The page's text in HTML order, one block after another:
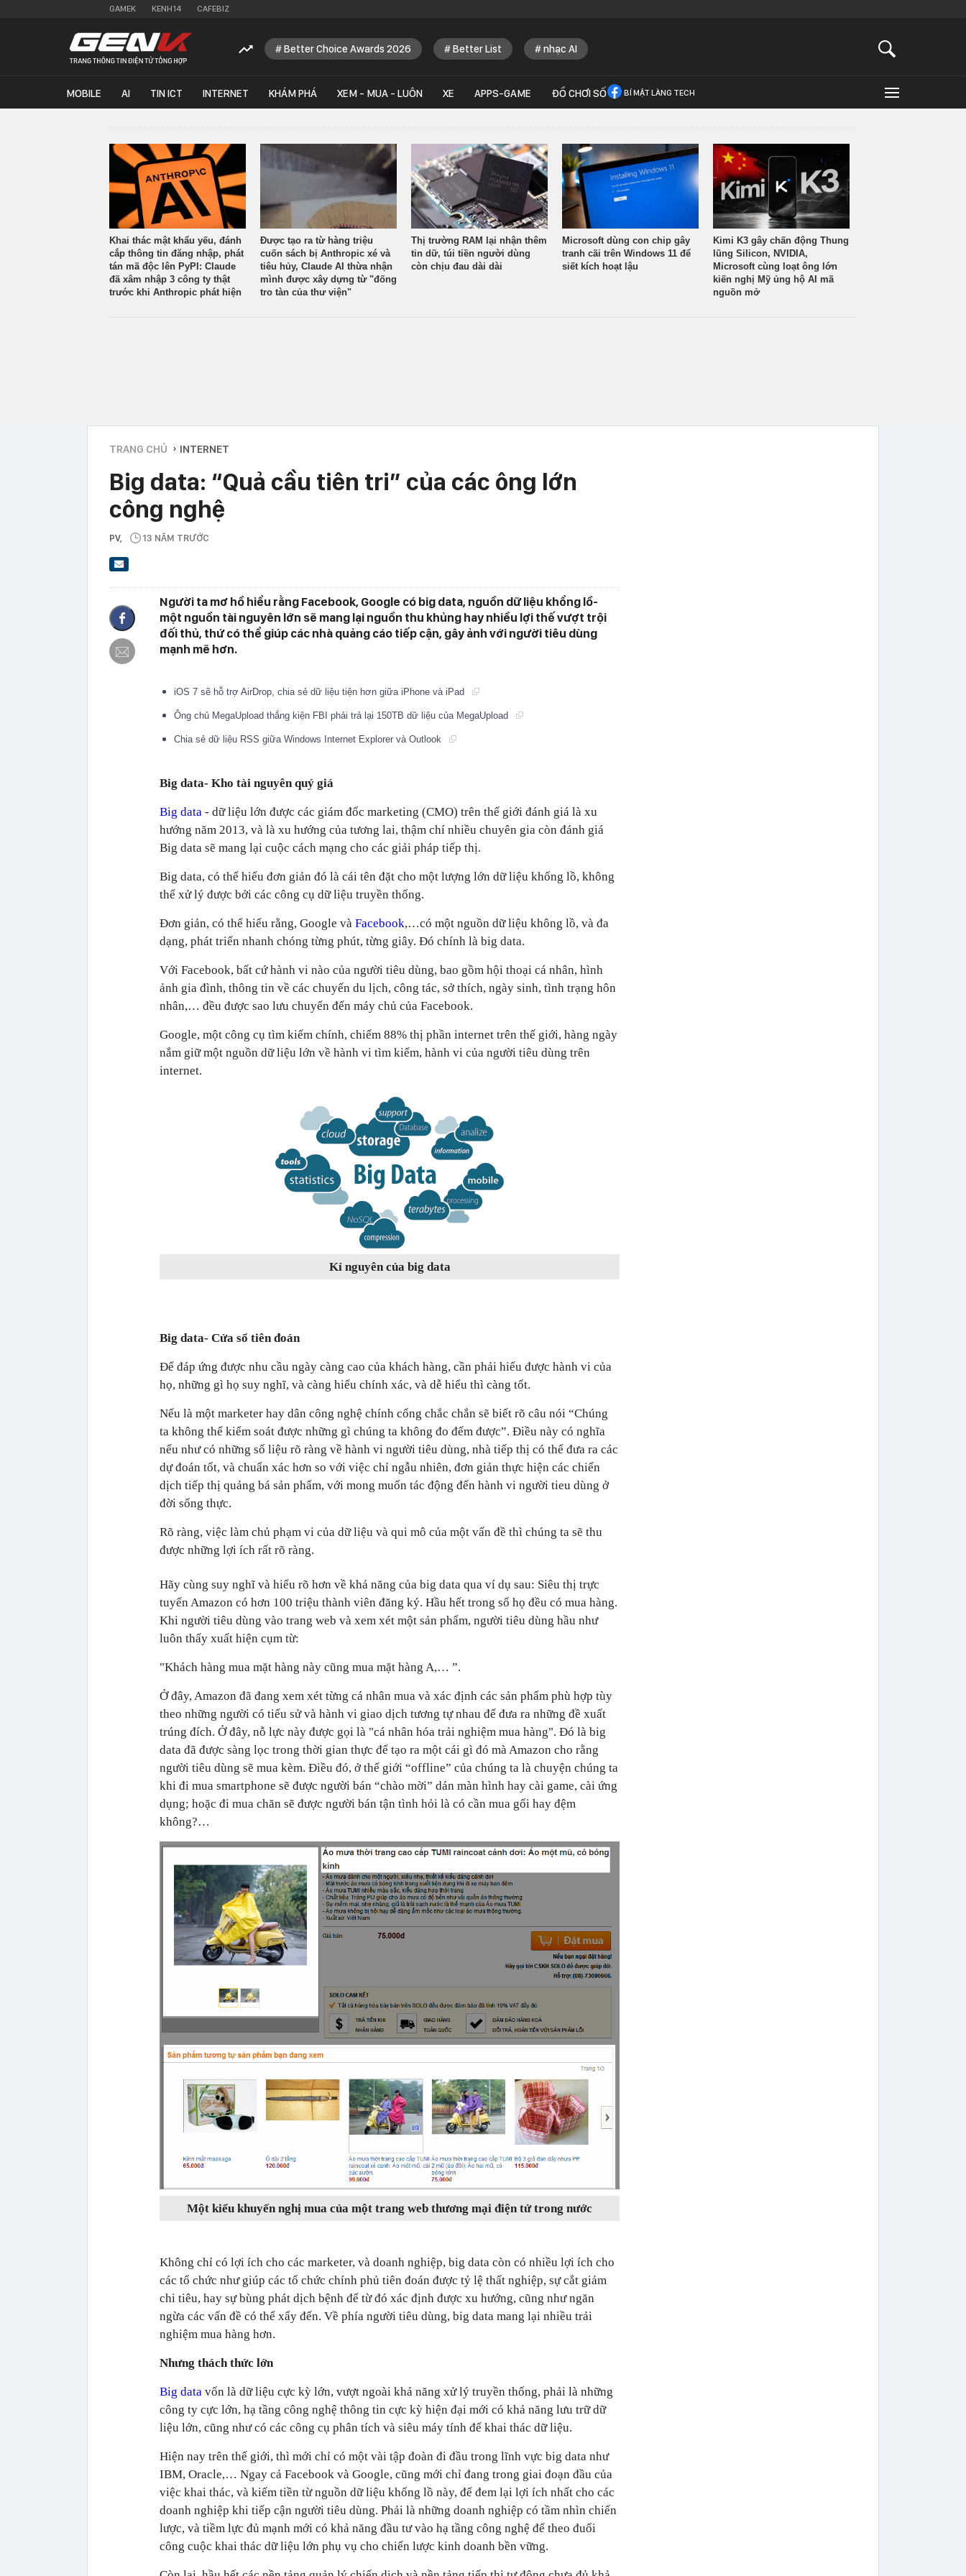
GAMEK KENH14 CAFEBIZ
Better Choice Awards 2026 Better List nhạc AI
MOBILE AI TIN ICT INTERNET KHÁM PHÁ XEM - MUA - LUÔN XE APPS-GAME ĐỒ CHƠI SỐ BÍ MẬT LÀNG TECH
Khai thác mật khẩu yếu, đánh
cắp thông tin đăng nhập, phát
tán mã độc lên PyPI: Claude
đã xâm nhập 3 công ty thật
trước khi Anthropic phát hiện
Được tạo ra từ hàng triệu
cuốn sách bị Anthropic xé và
tiêu hủy, Claude AI thừa nhận
mình được xây dựng từ "đống
tro tàn của thư viện"
Thị trường RAM lại nhận thêm
tin dữ, túi tiền người dùng
còn chịu đau dài dài
Microsoft dùng con chip gây
tranh cãi trên Windows 11 để
siết kích hoạt lậu
Kimi K3 gây chấn động Thung
lũng Silicon, NVIDIA,
Microsoft cùng loạt ông lớn
kiến nghị Mỹ ủng hộ AI mã
nguồn mở
TRANG CHỦ › INTERNET
Big data: “Quả cầu tiên tri” của các ông lớn
công nghệ
PV, 13 NĂM TRƯỚC
Người ta mơ hồ hiểu rằng Facebook, Google có big data, nguồn dữ liệu khổng lồ-
một nguồn tài nguyên lớn sẽ mang lại nguồn thu khủng hay nhiều lợi thế vượt trội
đối thủ, thứ có thể giúp các nhà quảng cáo tiếp cận, gây ảnh với người tiêu dùng
mạnh mẽ hơn.
iOS 7 sẽ hỗ trợ AirDrop, chia sẻ dữ liệu tiện hơn giữa iPhone và iPad
Ông chủ MegaUpload thắng kiện FBI phải trả lại 150TB dữ liệu của MegaUpload
Chia sẻ dữ liệu RSS giữa Windows Internet Explorer và Outlook
Big data- Kho tài nguyên quý giá
Big data - dữ liệu lớn được các giám đốc marketing (CMO) trên thế giới đánh giá là xu
hướng năm 2013, và là xu hướng của tương lai, thậm chí nhiều chuyên gia còn đánh giá
Big data sẽ mang lại cuộc cách mạng cho các giải pháp tiếp thị.
Big data, có thể hiểu đơn giản đó là cái tên đặt cho một lượng lớn dữ liệu khổng lồ, không
thể xử lý được bởi các công cụ dữ liệu truyền thống.
Đơn giản, có thể hiểu rằng, Google và Facebook,…có một nguồn dữ liệu không lồ, và đa
dạng, phát triển nhanh chóng từng phút, từng giây. Đó chính là big data.
Với Facebook, bất cứ hành vi nào của người tiêu dùng, bao gồm hội thoại cá nhân, hình
ảnh gia đình, thông tin về các chuyến du lịch, công tác, sở thích, ngày sinh, tình trạng hôn
nhân,… đều được sao lưu chuyển đến máy chủ của Facebook.
Google, một công cụ tìm kiếm chính, chiếm 88% thị phần internet trên thế giới, hàng ngày
nắm giữ một nguồn dữ liệu lớn về hành vi tìm kiếm, hành vi của người tiêu dùng trên
internet.
Kỉ nguyên của big data
Big data- Cửa sổ tiên đoán
Để đáp ứng được nhu cầu ngày càng cao của khách hàng, cần phải hiểu được hành vi của
họ, những gì họ suy nghĩ, và càng hiểu chính xác, và dễ hiểu thì càng tốt.
Nếu là một marketer hay dân công nghệ chính cống chắc chắn sẽ biết rõ câu nói “Chúng
ta không thể kiểm soát được những gì chúng ta không đo đếm được”. Điều này có nghĩa
nếu như có những số liệu rõ ràng về hành vi người tiêu dùng, nhà tiếp thị có thể đưa ra các
dự đoán tốt, và chuẩn xác hơn so với việc chỉ ngẫu nhiên, đơn giản thực hiện các chiến
dịch tiếp thị quảng bá sản phẩm, với mong muốn tác động đến hành vi người tieu dùng ở
đời sống thực.
Rõ ràng, việc làm chủ phạm vi của dữ liệu và qui mô của một vấn đề thì chúng ta sẽ thu
được những lợi ích rất rõ ràng.
Hãy cùng suy nghĩ và hiểu rõ hơn về khả năng của big data qua ví dụ sau: Siêu thị trực
tuyến Amazon có hơn 100 triệu thành viên đăng ký. Hầu hết trong số họ đều có mua hàng.
Khi người tiêu dùng vào trang web và xem xét một sản phẩm, người tiêu dùng hầu như
luôn thấy xuất hiện cụm từ:
"Khách hàng mua mặt hàng này cũng mua mặt hàng A,… ”.
Ở đây, Amazon đã đang xem xét từng cá nhân mua và xác định các sản phẩm phù hợp tùy
theo những người có tiểu sử và hành vi giao dịch tương tự nhau để đưa ra những đề xuất
trúng đích. Ở đây, nỗ lực này được gọi là "cá nhân hóa trải nghiệm mua hàng". Đó là big
data đã được sàng lọc trong thời gian thực để tạo ra một cái gì đó mà Amazon cho rằng
người tiêu dùng sẽ mua kèm. Điều đó, ở thế giới “offline” của chúng ta là chuyện chúng ta
khi đi mua smartphone sẽ được người bán “chào mời” dán màn hình hay cài game, cài ứng
dụng; hoặc đi mua chăn sẽ được người bán tận tình hỏi là có cần mua gối hay đệm
không?…
Một kiểu khuyến nghị mua của một trang web thương mại điện tử trong nước
Không chỉ có lợi ích cho các marketer, và doanh nghiệp, big data còn có nhiều lợi ích cho
các tổ chức như giúp các tổ chức chính phủ tiên đoán được tỷ lệ thất nghiệp, sự cắt giảm
chi tiêu, hay sự bùng phát dịch bệnh để từ đó xác định được xu hướng, cũng như ngăn
ngừa các vấn đề có thể xẩy đến. Về phía người tiêu dùng, big data mang lại nhiều trải
nghiệm mua hàng hơn.
Nhưng thách thức lớn
Big data vốn là dữ liệu cực kỳ lớn, vượt ngoài khả năng xử lý truyền thống, phải là những
công ty cực lớn, hạ tầng công nghệ thông tin cực kỳ hiện đại mới có khả năng lưu trữ dữ
liệu lớn, cũng như có các công cụ phân tích và siêu máy tính để khai thác dữ liệu.
Hiện nay trên thế giới, thì mới chỉ có một vài tập đoàn đi đầu trong lĩnh vực big data như
IBM, Oracle,… Ngay cả Facebook và Google, cũng mới chỉ đang trong giai đoạn đầu của
việc khai thác, và kiếm tiền từ nguồn dữ liệu khổng lồ này, để đem lại lợi ích nhất cho các
doanh nghiệp khi tiếp cận người tiêu dùng. Phải là những doanh nghiệp có tầm nhìn chiến
lược, và tiềm lực đủ mạnh mới có khả năng đầu tư vào hạ tầng công nghệ để theo đuổi
công cuộc khai thác dữ liệu lớn phụ vụ cho chiến lược kinh doanh bền vững.